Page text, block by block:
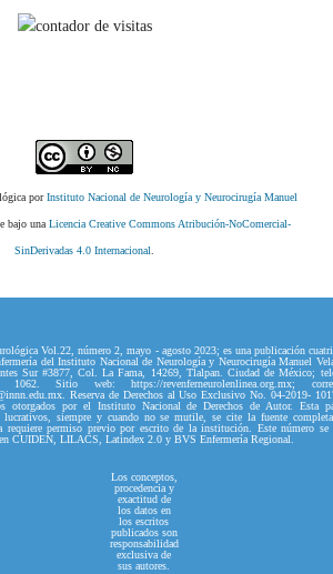
porInstituto Nacional de Neurología y Neurocirugía Manuel
bajo unaLicencia Creative Commons Atribución-NoComercial-
SinDerivadas 4.0 Internacional.
Vol.22, número 2, mayo - agosto 2023; es una publicación
del Instituto Nacional de Neurología y Neurocirugía Manuel
Sur #3877, Col. La Fama, 14269, Tlalpan. Ciudad de México;
Sitio web: https://revenferneurolenlinea.org.mx;
Reserva de Derechos al Uso Exclusivo No. 04-2019-
otorgados por el Instituto Nacional de Derechos de Autor. Esta
lucrativos, siempre y cuando no se mutile, se cite la fuente
requiere permiso previo por escrito de la institución. Este número
CUIDEN, LILACS, Latindex 2.0 y BVS Enfermería Regional.
Los conceptos,
procedencia y
exactitud de
los datos en
los escritos
publicados son
responsabilidad
exclusiva de
sus autores.